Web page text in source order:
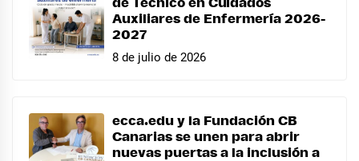
de Técnico en Cuidados
Auxiliares de Enfermería 2026-
2027
8 de julio de 2026
ecca.edu y la Fundación CB
Canarias se unen para abrir
nuevas puertas a la inclusión a